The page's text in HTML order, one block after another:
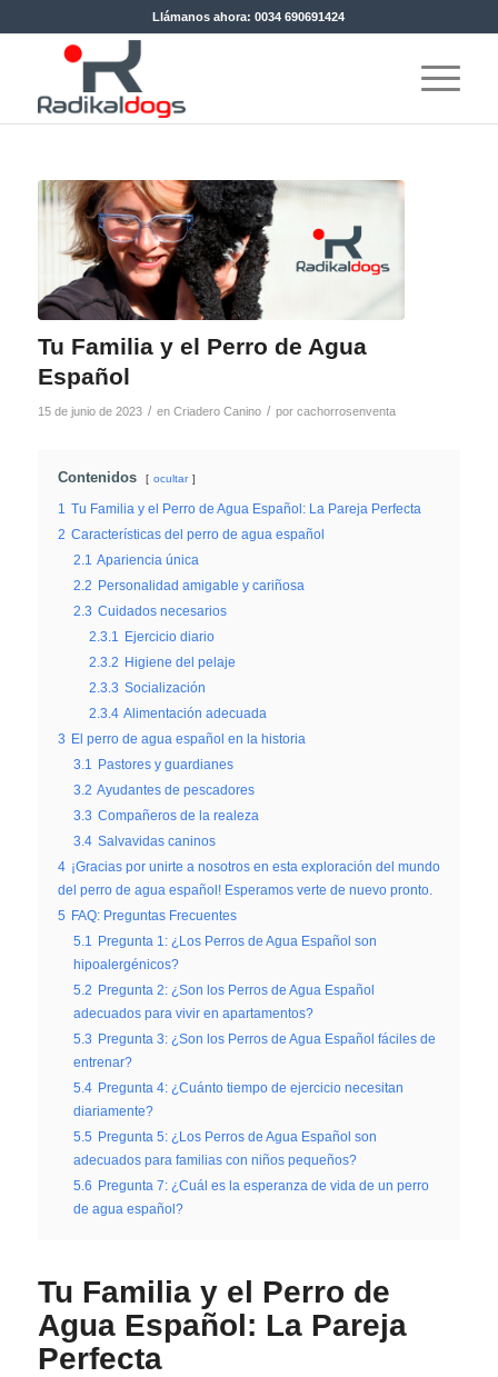
Llámanos ahora: 0034 690691424
Tu Familia y el Perro de Agua
Español
15 de junio de 2023 / en Criadero Canino / por cachorrosenventa
Contenidos ocultar
1
Tu Familia y el Perro de Agua Español: La Pareja Perfecta
2 Características del perro de agua español
2.1 Apariencia única
2.2 Personalidad amigable y cariñosa
2.3 Cuidados necesarios
2.3.1
Ejercicio diario
2.3.2 Higiene del pelaje
2.3.3 Socialización
2.3.4 Alimentación adecuada
3 El perro de agua español en la historia
3.1
Pastores y guardianes
3.2 Ayudantes de pescadores
3.3 Compañeros de la realeza
3.4 Salvavidas caninos
4 ¡Gracias por unirte a nosotros en esta exploración del mundo
del perro de agua español! Esperamos verte de nuevo pronto.
5 FAQ: Preguntas Frecuentes
5.1
Pregunta 1: ¿Los Perros de Agua Español son
hipoalergénicos?
5.2 Pregunta 2: ¿Son los Perros de Agua Español
adecuados para vivir en apartamentos?
5.3 Pregunta 3: ¿Son los Perros de Agua Español fáciles de
entrenar?
5.4 Pregunta 4: ¿Cuánto tiempo de ejercicio necesitan
diariamente?
5.5 Pregunta 5: ¿Los Perros de Agua Español son
adecuados para familias con niños pequeños?
5.6 Pregunta 7: ¿Cuál es la esperanza de vida de un perro
de agua español?
Tu Familia y el Perro de
Agua Español: La Pareja
Perfecta